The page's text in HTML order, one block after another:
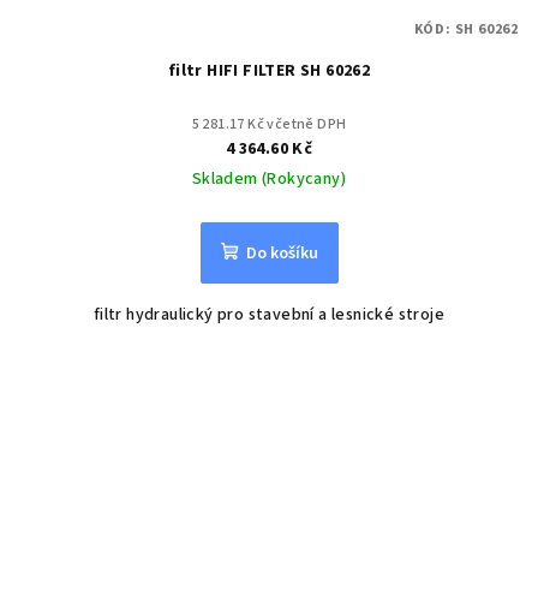
filtr HIFI FILTER SH 60262
5 281.17 Kč včetně DPH
4 364.60 Kč
Skladem (Rokycany)
Do košíku
filtr hydraulický pro stavební a lesnické stroje
KÓD: SH 60262